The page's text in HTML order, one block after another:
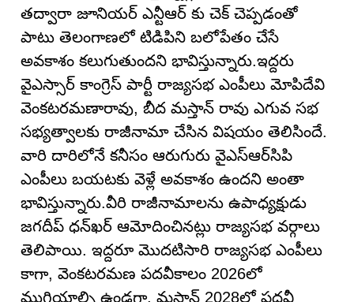
తద్వారా జూనియర్ ఎన్టీఆర్ కు చెక్ చెప్పడంతో
పాటు తెలంగాణలో టిడిపిని బలోపేతం చేసే
అవకాశం కలుగుతుందని భావిస్తున్నారు.ఇద్దరు
వైఎస్సార్ కాంగ్రెస్ పార్టీ రాజ్యసభ ఎంపీలు మోపిదేవి
వెంకటరమణారావు, బీద మస్తాన్ రావు ఎగువ సభ
సభ్య‌త్వాల‌కు రాజీనామా చేసిన విష‌యం తెలిసిందే.
వారి దారిలోనే కనీసం ఆరుగురు వైఎస్‌ఆర్‌సిపి
ఎంపీలు బయటకు వెళ్లే అవకాశం ఉందని అంతా
భావిస్తున్నారు.వీరి రాజీనామాలను ఉపాధ్యక్షుడు
జగదీప్ ధన్‌ఖర్ ఆమోదించినట్లు రాజ్యసభ వర్గాలు
తెలిపాయి. ఇద్దరూ మొదటిసారి రాజ్యసభ ఎంపీలు
కాగా, వెంకటరమణ పదవీకాలం 2026లో
ముగియాల్సి ఉండగా, మస్తాన్ 2028లో పదవీ